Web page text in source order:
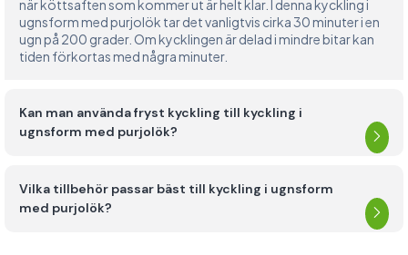
när köttsaften som kommer ut är helt klar. I denna kyckling i
ugnsform med purjolök tar det vanligtvis cirka 30 minuter i en
ugn på 200 grader. Om kycklingen är delad i mindre bitar kan
tiden förkortas med några minuter.
Kan man använda fryst kyckling till kyckling i
ugnsform med purjolök?
Vilka tillbehör passar bäst till kyckling i ugnsform
med purjolök?